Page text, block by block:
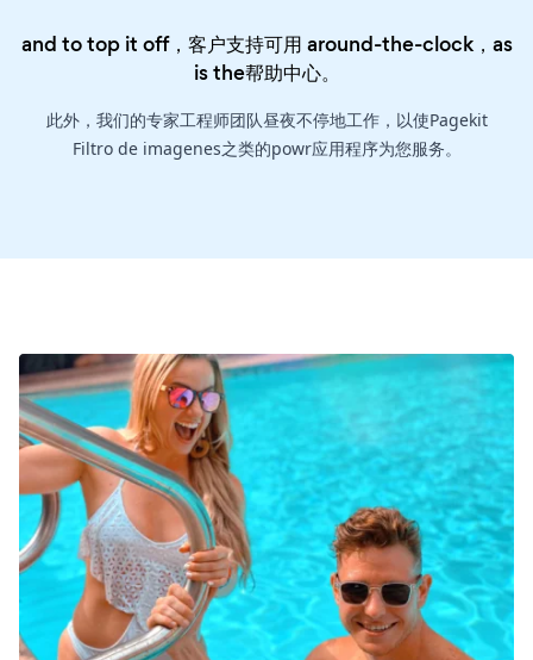
and to top it off，客户支持可用 around-the-clock，as
is the帮助中心。
此外，我们的专家工程师团队昼夜不停地工作，以使Pagekit
Filtro de imagenes之类的powr应用程序为您服务。